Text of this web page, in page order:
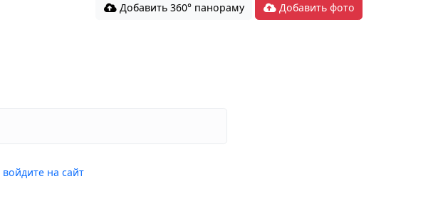
Добавить 360° панораму Добавить фото
войдите на сайт